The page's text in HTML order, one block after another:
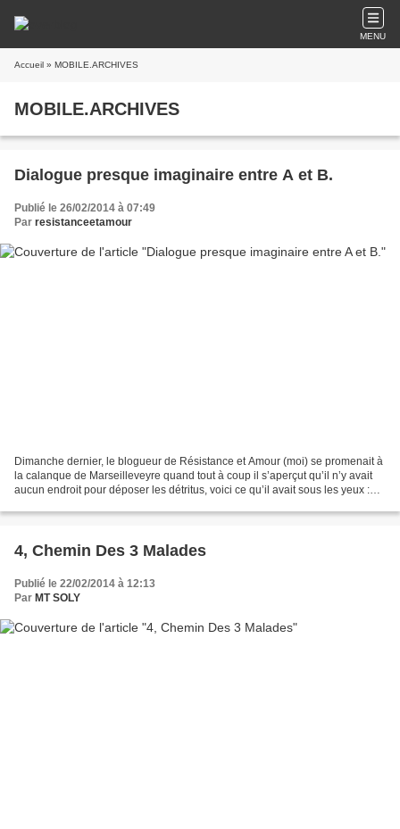
MENU
Accueil » MOBILE.ARCHIVES
MOBILE.ARCHIVES
Dialogue presque imaginaire entre A et B.
Publié le 26/02/2014 à 07:49
Par resistanceetamour
Dimanche dernier, le blogueur de Résistance et Amour (moi) se promenait à
la calanque de Marseilleveyre quand tout à coup il s’aperçut qu’il n’y avait
aucun endroit pour déposer les détritus, voici ce qu’il avait sous les yeux :
4, Chemin Des 3 Malades
Publié le 22/02/2014 à 12:13
Par MT SOLY